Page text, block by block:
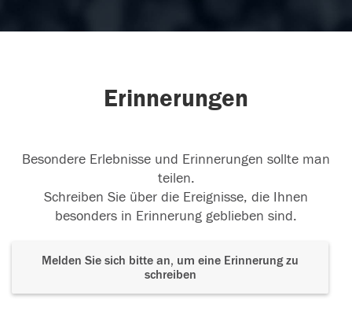
Erinnerungen
Besondere Erlebnisse und Erinnerungen sollte man
teilen.
Schreiben Sie über die Ereignisse, die Ihnen
besonders in Erinnerung geblieben sind.
Melden Sie sich bitte an, um eine Erinnerung zu
schreiben